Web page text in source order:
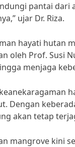
pantai
ujar Dr. Riza.
hayati hutan
oleh Prof. Susi
menjaga
Dengan
akan tetap
mangrove kini